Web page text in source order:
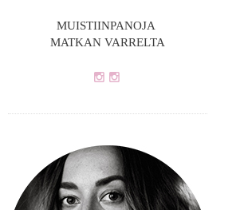
MUISTIINPANOJA
MATKAN VARRELTA